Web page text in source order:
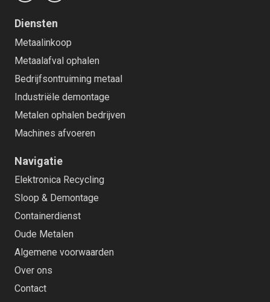
Diensten
Metaalinkoop
Metaalafval ophalen
Bedrijfsontruiming metaal
Industriële demontage
Metalen ophalen bedrijven
Machines afvoeren
Navigatie
Elektronica Recycling
Sloop & Demontage
Containerdienst
Oude Metalen
Algemene voorwaarden
Over ons
Contact